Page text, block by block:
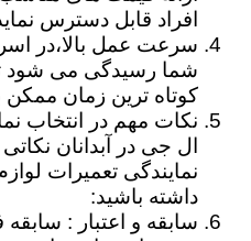
افراد قابل دسترس
سرعت عمل بالا،در
شما رسیدگی می شود
کوتاه ترین زمان ممکن
نکات مهم در انتخاب
ال جی در آبدانان
نمایندگی تعمیرات
داشته باشید:
سابقه و اعتبار :